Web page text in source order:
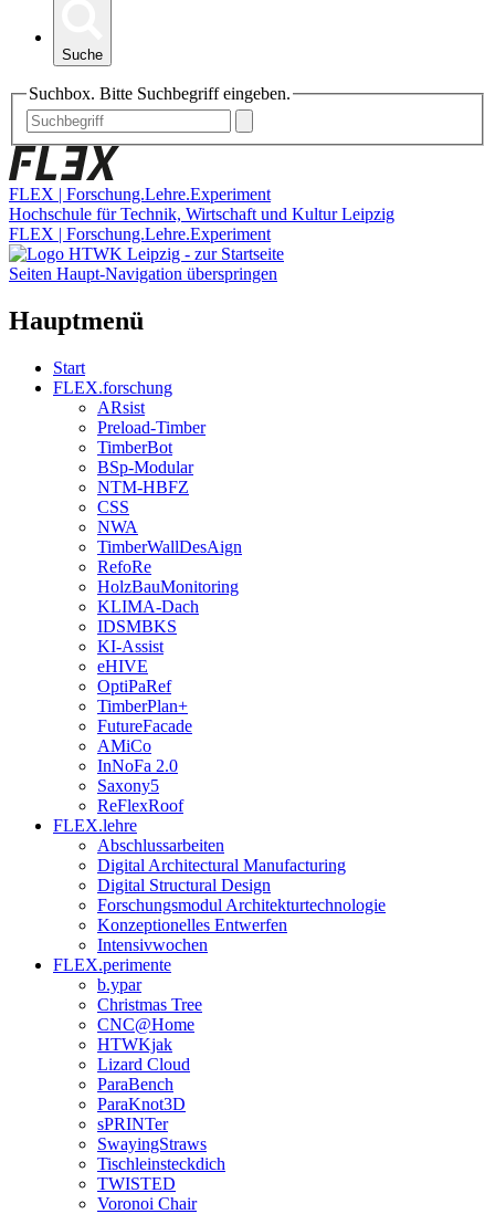
Suche
Suchbox. Bitte Suchbegriff eingeben.
FLEX | Forschung.Lehre.Experiment
Hochschule für Technik, Wirtschaft und Kultur Leipzig
FLEX | Forschung.Lehre.Experiment
Seiten Haupt-Navigation überspringen
Hauptmenü
Start
FLEX.forschung
ARsist
Preload-Timber
TimberBot
BSp-Modular
NTM-HBFZ
CSS
NWA
TimberWallDesAign
RefoRe
HolzBauMonitoring
KLIMA-Dach
IDSMBKS
KI-Assist
eHIVE
OptiPaRef
TimberPlan+
FutureFacade
AMiCo
InNoFa 2.0
Saxony5
ReFlexRoof
FLEX.lehre
Abschlussarbeiten
Digital Architectural Manufacturing
Digital Structural Design
Forschungsmodul Architekturtechnologie
Konzeptionelles Entwerfen
Intensivwochen
FLEX.perimente
b.ypar
Christmas Tree
CNC@Home
HTWKjak
Lizard Cloud
ParaBench
ParaKnot3D
sPRINTer
SwayingStraws
Tischleinsteckdich
TWISTED
Voronoi Chair